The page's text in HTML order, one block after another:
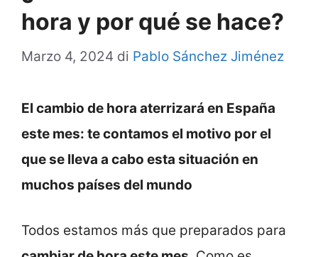
hora y por qué se hace?
Marzo 4, 2024 di Pablo Sánchez Jiménez
El cambio de hora aterrizará en España
este mes: te contamos el motivo por el
que se lleva a cabo esta situación en
muchos países del mundo
Todos estamos más que preparados para